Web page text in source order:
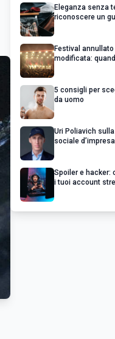
Eleganza senza
riconoscere un
Festival
modificata:
5 consigli per
da uomo
Uri Poliavich
sociale
Spoiler e hacker:
i tuoi account